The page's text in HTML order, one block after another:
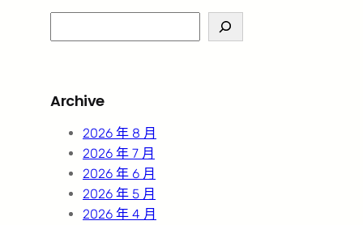
e
c
Archive
2026 年 8 月
2026 年 7 月
2026 年 6 月
2026 年 5 月
2026 年 4 月